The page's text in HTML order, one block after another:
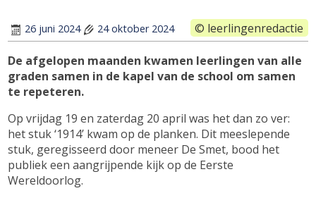
Posted
on
26 juni 2024
Updated
on
24 oktober 2024 © leerlingenredactie
De afgelopen maanden kwamen leerlingen van alle
graden samen in de kapel van de school om samen
te repeteren.
Op vrijdag 19 en zaterdag 20 april was het dan zo ver:
het stuk ‘1914’ kwam op de planken. Dit meeslepende
stuk, geregisseerd door meneer De Smet, bood het
publiek een aangrijpende kijk op de Eerste
Wereldoorlog.